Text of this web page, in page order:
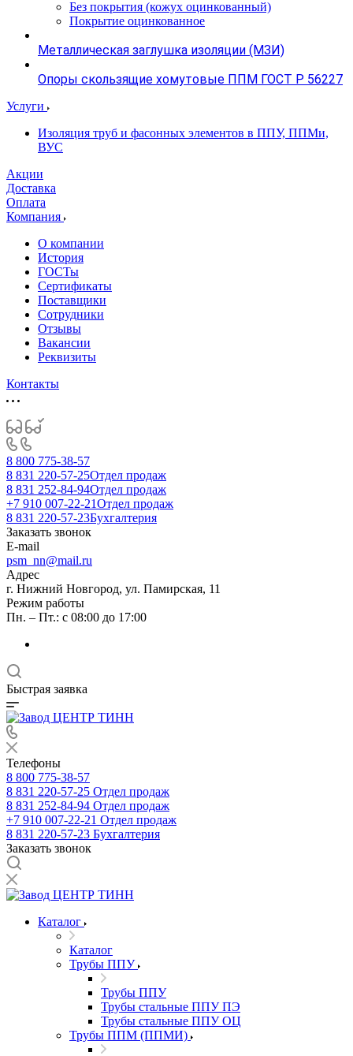
Без покрытия (кожух оцинкованный)
Покрытие оцинкованное
Металлическая заглушка изоляции (МЗИ)
Опоры скользящие хомутовые ППМ ГОСТ Р 56227
Услуги
Изоляция труб и фасонных элементов в ППУ, ППМи,
ВУС
Акции
Доставка
Оплата
Компания
О компании
История
ГОСТы
Сертификаты
Поставщики
Сотрудники
Отзывы
Вакансии
Реквизиты
Контакты
8 800 775-38-57
8 831 220-57-25Отдел продаж
8 831 252-84-94Отдел продаж
+7 910 007-22-21Отдел продаж
8 831 220-57-23Бухгалтерия
Заказать звонок
E-mail
psm_nn@mail.ru
Адрес
г. Нижний Новгород, ул. Памирская, 11
Режим работы
Пн. – Пт.: с 08:00 до 17:00
Быстрая заявка
Телефоны
8 800 775-38-57
8 831 220-57-25 Отдел продаж
8 831 252-84-94 Отдел продаж
+7 910 007-22-21 Отдел продаж
8 831 220-57-23 Бухгалтерия
Заказать звонок
Каталог
Каталог
Трубы ППУ
Трубы ППУ
Трубы стальные ППУ ПЭ
Трубы стальные ППУ ОЦ
Трубы ППМ (ППМИ)